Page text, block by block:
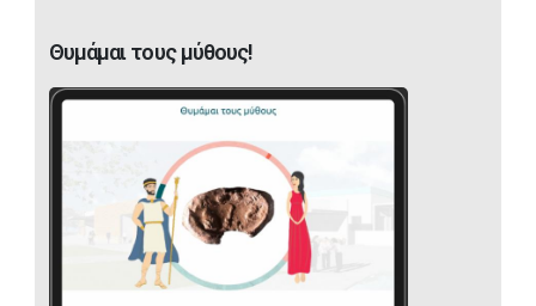
Θυμάμαι τους μύθους!